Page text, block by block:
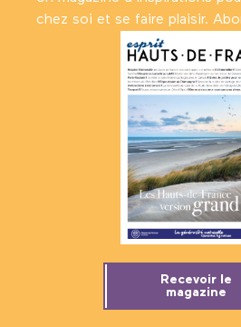
chez soi et se faire plaisir.
Recevoir le
magazine